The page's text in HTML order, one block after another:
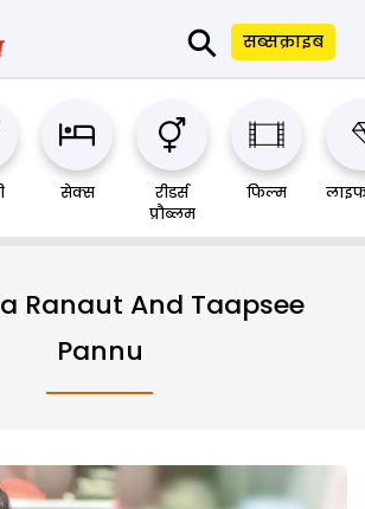
⚲ सब्सक्राइब
सेक्स
रीडर्स
प्रौब्लम
फिल्म
Ranaut And Taapsee
Pannu